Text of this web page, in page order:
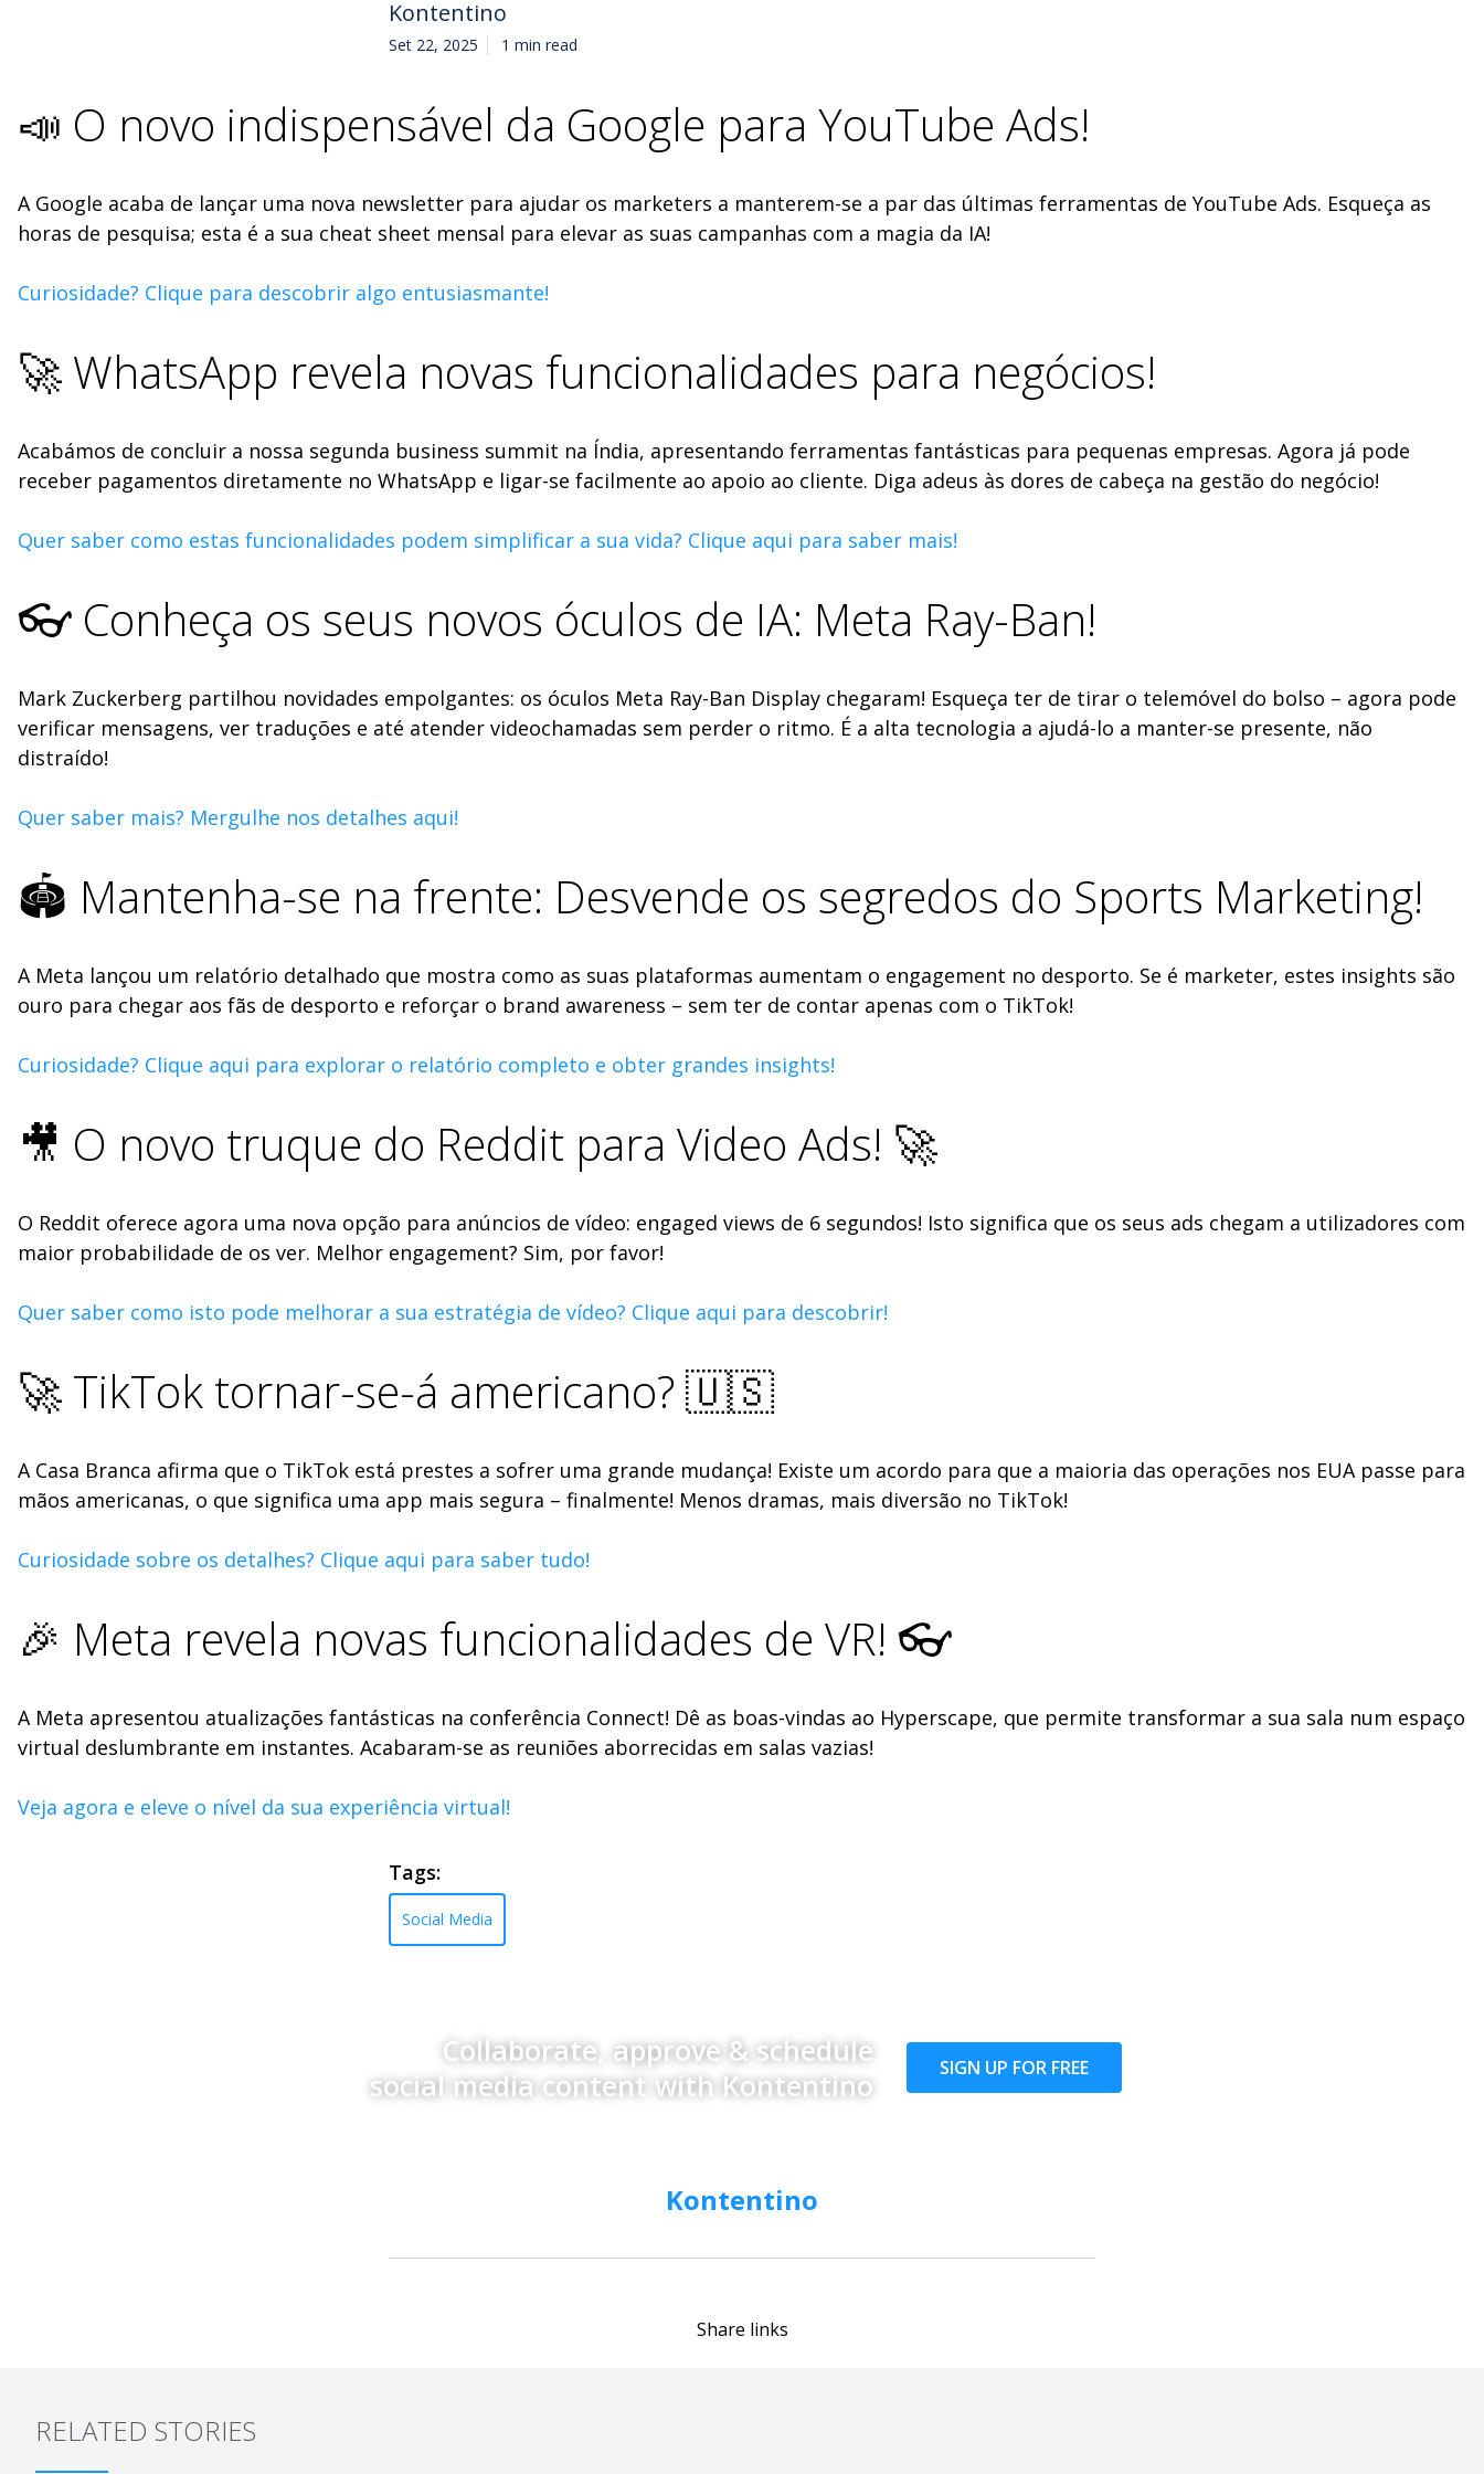
Kontentino
Set 22, 2025 1 min read
📣 O novo indispensável da Google para YouTube Ads!
A Google acaba de lançar uma nova newsletter para ajudar os marketers a manterem-se a par das últimas ferramentas de YouTube Ads. Esqueça as
horas de pesquisa; esta é a sua cheat sheet mensal para elevar as suas campanhas com a magia da IA!
Curiosidade? Clique para descobrir algo entusiasmante!
🚀 WhatsApp revela novas funcionalidades para negócios!
Acabámos de concluir a nossa segunda business summit na Índia, apresentando ferramentas fantásticas para pequenas empresas. Agora já pode
receber pagamentos diretamente no WhatsApp e ligar-se facilmente ao apoio ao cliente. Diga adeus às dores de cabeça na gestão do negócio!
Quer saber como estas funcionalidades podem simplificar a sua vida? Clique aqui para saber mais!
👓 Conheça os seus novos óculos de IA: Meta Ray-Ban!
Mark Zuckerberg partilhou novidades empolgantes: os óculos Meta Ray-Ban Display chegaram! Esqueça ter de tirar o telemóvel do bolso – agora pode
verificar mensagens, ver traduções e até atender videochamadas sem perder o ritmo. É a alta tecnologia a ajudá-lo a manter-se presente, não
distraído!
Quer saber mais? Mergulhe nos detalhes aqui!
🏟️ Mantenha-se na frente: Desvende os segredos do Sports Marketing!
A Meta lançou um relatório detalhado que mostra como as suas plataformas aumentam o engagement no desporto. Se é marketer, estes insights são
ouro para chegar aos fãs de desporto e reforçar o brand awareness – sem ter de contar apenas com o TikTok!
Curiosidade? Clique aqui para explorar o relatório completo e obter grandes insights!
🎥 O novo truque do Reddit para Video Ads! 🚀
O Reddit oferece agora uma nova opção para anúncios de vídeo: engaged views de 6 segundos! Isto significa que os seus ads chegam a utilizadores com
maior probabilidade de os ver. Melhor engagement? Sim, por favor!
Quer saber como isto pode melhorar a sua estratégia de vídeo? Clique aqui para descobrir!
🚀 TikTok tornar-se-á americano? 🇺🇸
A Casa Branca afirma que o TikTok está prestes a sofrer uma grande mudança! Existe um acordo para que a maioria das operações nos EUA passe para
mãos americanas, o que significa uma app mais segura – finalmente! Menos dramas, mais diversão no TikTok!
Curiosidade sobre os detalhes? Clique aqui para saber tudo!
🎉 Meta revela novas funcionalidades de VR! 👓
A Meta apresentou atualizações fantásticas na conferência Connect! Dê as boas-vindas ao Hyperscape, que permite transformar a sua sala num espaço
virtual deslumbrante em instantes. Acabaram-se as reuniões aborrecidas em salas vazias!
Veja agora e eleve o nível da sua experiência virtual!
Tags:
Social Media
Collaborate, approve & schedule
social media content with Kontentino
SIGN UP FOR FREE
Kontentino
Share links
RELATED STORIES